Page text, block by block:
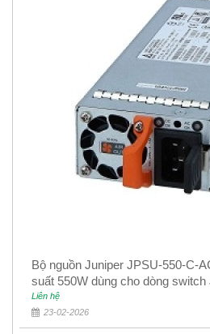
Bộ nguồn Juniper JPSU-550-C-
suất 550W dùng cho dòng
EX4400
Liên hệ
23-02-2026